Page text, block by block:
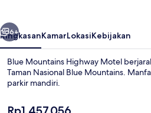
Berikutnya
6+
RingkasanKamarLokasiKebijakan
Blue Mountains Highway Motel
Taman Nasional Blue Mountains.
parkir mandiri.
Harga